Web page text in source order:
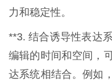
力和稳定性。
**3. 结合诱导性表达
编辑的时间和空间，
达系统相结合。例如